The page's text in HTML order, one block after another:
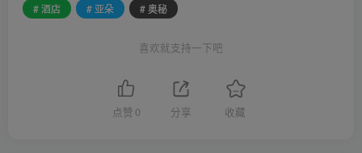
# 酒店
# 亚朵 # 奥秘
喜欢就支持一下吧
点赞 0 分享 收藏